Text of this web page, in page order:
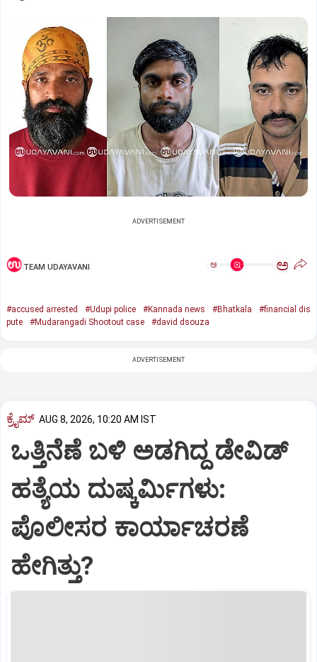
ADVERTISEMENT
TEAM UDAYAVANI ಅ ಅ
#accused arrested #Udupi police #Kannada news #Bhatkala
#financial dis
pute
#Mudarangadi Shootout case #david dsouza
ADVERTISEMENT
ಕ್ರೈಮ್ AUG 8, 2026, 10:20 AM IST
ಒತ್ತಿನೆಣೆ ಬಳಿ ಅಡಗಿದ್ದ ಡೇವಿಡ್‌
ಹತ್ಯೆಯ ದುಷ್ಕರ್ಮಿಗಳು:
ಪೊಲೀಸರ ಕಾರ್ಯಾಚರಣೆ
ಹೇಗಿತ್ತು?